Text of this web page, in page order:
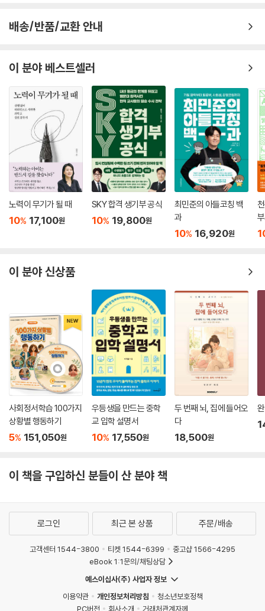
배송/반품/교환 안내
이 분야 베스트셀러
노력이 무기가 될 때
10% 17,100원
SKY 합격 생기부 공식
10% 19,800원
최민준의 아들코칭 백
과
10% 16,920원
이 분야 신상품
사회정서학습 100가지
상황별 행동하기
5% 151,050원
우등생을 만드는 중학
교 입학 설명서
10% 17,550원
두 번째 뇌, 집에 들어오
다
18,500원
이 책을 구입하신 분들이 산 분야 책
로그인 최근 본 상품 주문/배송
고객센터 1544-3800 티켓 1544-6399
중고샵 1566-4295
eBook 1:1문의/채팅상담
예스이십사(주) 사업자 정보
이용약관
개인정보처리방침
청소년보호정책
PC버전
회사소개 거래처관계자께